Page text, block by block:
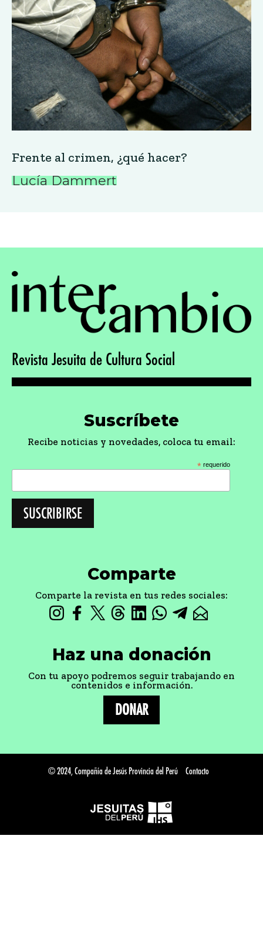
Frente al crimen, ¿qué hacer?
Lucía Dammert
Revista Jesuita de Cultura Social
Suscríbete
Recibe noticias y novedades, coloca tu email:
* requerido
Comparte
Comparte la revista en tus redes sociales:
Haz una donación
Con tu apoyo podremos seguir trabajando en
contenidos e información.
DONAR
© 2024, Compañía de Jesús Provincia del Perú Contacto